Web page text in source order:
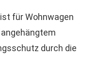
für Wohnwagen
durch die